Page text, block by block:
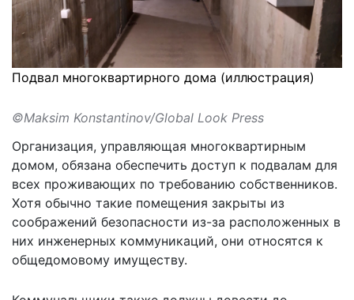
Подвал многоквартирного дома (иллюстрация)
©Maksim Konstantinov/Global Look Press
Организация, управляющая многоквартирным
домом, обязана обеспечить доступ к подвалам для
всех проживающих по требованию собственников.
Хотя обычно такие помещения закрыты из
соображений безопасности из-за расположенных в
них инженерных коммуникаций, они относятся к
общедомовому имуществу.